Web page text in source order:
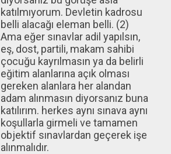
katılmıyorum. Devletin kadrosu
belli alacağı eleman belli. (2)
Ama eğer sınavlar adil yapılsın,
eş, dost, partili, makam sahibi
çocuğu kayrılmasın ya da belirli
eğitim alanlarına açık olması
gereken alanlara her alandan
adam alınmasın diyorsanız buna
katılırım. herkes aynı sınava aynı
koşullarla girmeli ve tamamen
objektif sınavlardan geçerek işe
alınmalıdır.